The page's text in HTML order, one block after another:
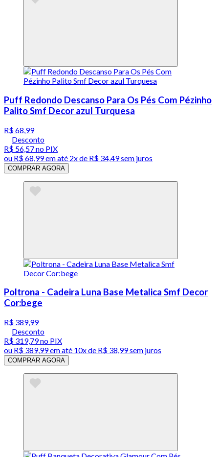
Puff Redondo Descanso Para Os Pés Com Pézinho
Palito Smf Decor azul Turquesa
R$ 68,99
Desconto
R$ 56,57no PIX
ou R$ 68,99em até 2x de R$ 34,49 sem juros
COMPRAR AGORA
Poltrona - Cadeira Luna Base Metalica Smf Decor
Cor:bege
R$ 389,99
Desconto
R$ 319,79no PIX
ou R$ 389,99em até 10x de R$ 38,99 sem juros
COMPRAR AGORA